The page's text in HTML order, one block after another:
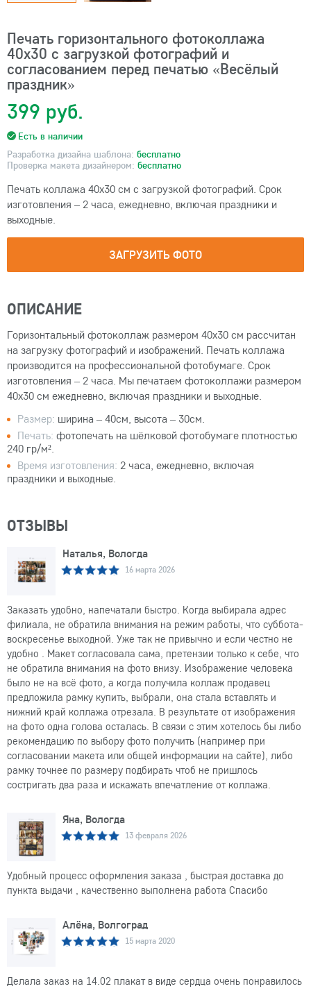
Печать горизонтального фотоколлажа
40х30 с загрузкой фотографий и
согласованием перед печатью «Весёлый
праздник»
399 руб.
Есть в наличии
Разработка дизайна шаблона: бесплатно
Проверка макета дизайнером: бесплатно
Печать коллажа 40х30 см с загрузкой фотографий. Срок
изготовления – 2 часа, ежедневно, включая праздники и
выходные.
ЗАГРУЗИТЬ ФОТО
ОПИСАНИЕ
Горизонтальный фотоколлаж размером 40х30 см рассчитан
на загрузку фотографий и изображений. Печать коллажа
производится на профессиональной фотобумаге. Срок
изготовления – 2 часа. Мы печатаем фотоколлажи размером
40х30 см ежедневно, включая праздники и выходные.
Размер: ширина – 40см, высота – 30см.
Печать: фотопечать на шёлковой фотобумаге плотностью
240 гр/м².
Время изготовления: 2 часа, ежедневно, включая
праздники и выходные.
ОТЗЫВЫ
Наталья, Вологда
16 марта 2026
Заказать удобно, напечатали быстро. Когда выбирала адрес
филиала, не обратила внимания на режим работы, что суббота-
воскресенье выходной. Уже так не привычно и если честно не
удобно . Макет согласовала сама, претензии только к себе, что
не обратила внимания на фото внизу. Изображение человека
было не на всё фото, а когда получила коллаж продавец
предложила рамку купить, выбрали, она стала вставлять и
нижний край коллажа отрезала. В результате от изображения
на фото одна голова осталась. В связи с этим хотелось бы либо
рекомендацию по выбору фото получить (например при
согласовании макета или общей информации на сайте), либо
рамку точнее по размеру подбирать чтоб не пришлось
состригать два раза и искажать впечатление от коллажа.
Яна, Вологда
13 февраля 2026
Удобный процесс оформления заказа , быстрая доставка до
пункта выдачи , качественно выполнена работа Спасибо
Алёна, Волгоград
15 марта 2020
Делала заказ на 14.02 плакат в виде сердца очень понравилось